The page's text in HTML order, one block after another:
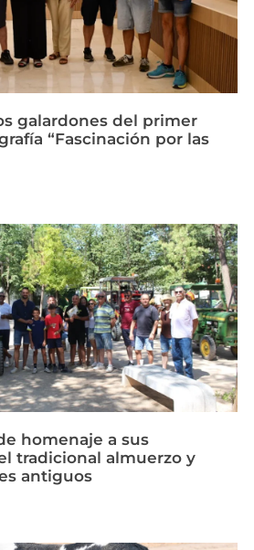
galardones del primer
“Fascinación por las
homenaje a sus
tradicional almuerzo y
antiguos